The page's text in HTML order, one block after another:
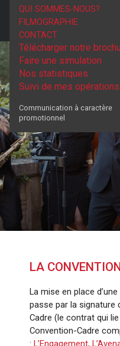
Télécharger notre
Faire une simulation
Nos statistiques
Suivi de mes opérations
Communication à caractère
promotionnel
QUI SOMMES-NOUS?
FILMOGRAPHIE
CONTACT
LA
La mise en place
passe par la signature
Cadre (le contrat qui
Convention-Cadre
: L’Engagement,